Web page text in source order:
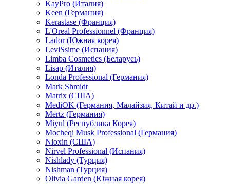
KayPro (Италия)
Keen (Германия)
Kerastase (Франция)
L'Oreal Professionnel (Франция)
Lador (Южная корея)
LeviSsime (Испания)
Limba Cosmetics (Беларусь)
Lisap (Италия)
Londa Professional (Германия)
Mark Shmidt
Matrix (США)
MediOK (Германия, Малайзия, Китай и др.)
Mertz (Германия)
Miyul (Республика Корея)
Mocheqi Musk Professional (Германия)
Nioxin (США)
Nirvel Professional (Испания)
Nishlady (Турция)
Nishman (Турция)
Olivia Garden (Южная корея)